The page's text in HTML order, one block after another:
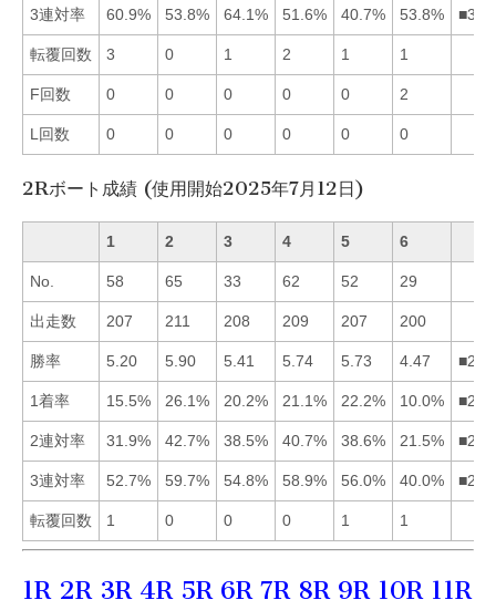
3連対率 60.9% 53.8% 64.1% 51.6% 40.7% 53.8%
転覆回数 3 0 1 2 1 1
F回数 0 0 0 0 0 2
L回数 0 0 0 0 0 0
2Rボート成績 (使用開始2025年7月12日)
1 2 3 4 5 6
No. 58 65 33 62 52 29
出走数 207 211 208 209 207 200
勝率 5.20 5.90 5.41 5.74 5.73 4.47
1着率 15.5% 26.1% 20.2% 21.1% 22.2% 10.0%
2連対率 31.9% 42.7% 38.5% 40.7% 38.6% 21.5%
3連対率 52.7% 59.7% 54.8% 58.9% 56.0% 40.0%
転覆回数 1 0 0 0 1 1
1R 2R 3R 4R 5R 6R 7R 8R 9R 10R 11R